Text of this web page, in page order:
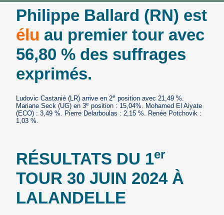
Philippe Ballard (RN) est
élu au premier tour avec
56,80 % des suffrages
exprimés.
Ludovic Castanié (LR) arrive en 2e position avec 21,49 %.
Mariane Seck (UG) en 3e position : 15,04%. Mohamed El Aiyate
(ECO) : 3,49 %. Pierre Delarboulas : 2,15 %. Renée Potchovik :
1,03 %.
RÉSULTATS DU 1er
TOUR 30 JUIN 2024 À
LALANDELLE